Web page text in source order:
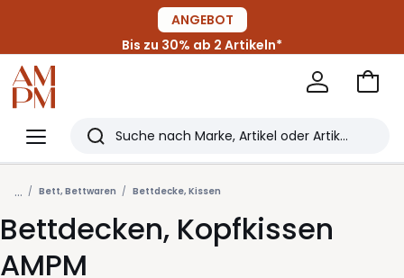
ANGEBOT
Bis zu 30% ab 2 Artikeln*
Menü
Redoute
Suchen
Zuletzt
angesehen
Artikel
Zum
... Bett, Bettwaren Bettdecke, Kissen
Bettdecken, Kopfkissen
AMPM